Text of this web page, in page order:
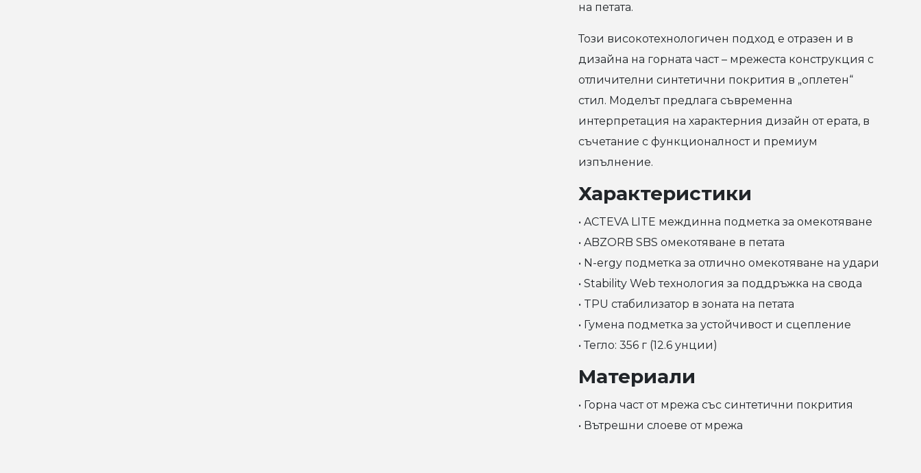
на петата.
Този високотехнологичен подход е отразен и в
дизайна на горната част – мрежеста конструкция с
отличителни синтетични покрития в „оплетен“
стил. Моделът предлага съвременна
интерпретация на характерния дизайн от ерата, в
съчетание с функционалност и премиум
изпълнение.
Характеристики
• ACTEVA LITE междинна подметка за омекотяване
• ABZORB SBS омекотяване в петата
• N-ergy подметка за отлично омекотяване на удари
• Stability Web технология за поддръжка на свода
• TPU стабилизатор в зоната на петата
• Гумена подметка за устойчивост и сцепление
• Тегло: 356 г (12.6 унции)
Материали
• Горна част от мрежа със синтетични покрития
• Вътрешни слоеве от мрежа